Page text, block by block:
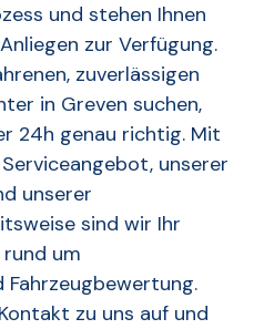
und stehen Ihnen
zur Verfügung.
zuverlässigen
in Greven suchen,
24h genau richtig. Mit
unserer
unserer
sind wir Ihr
um
zu uns auf und